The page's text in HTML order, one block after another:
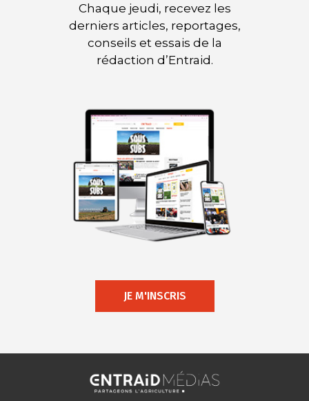
Chaque jeudi, recevez les
derniers articles, reportages,
conseils et essais de la
rédaction d’Entraid.
JE M'INSCRIS